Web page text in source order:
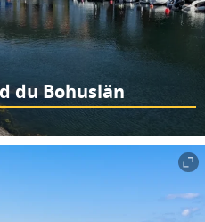
du Bohuslän